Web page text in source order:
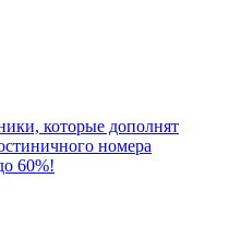
которые дополнят
номера
60%!